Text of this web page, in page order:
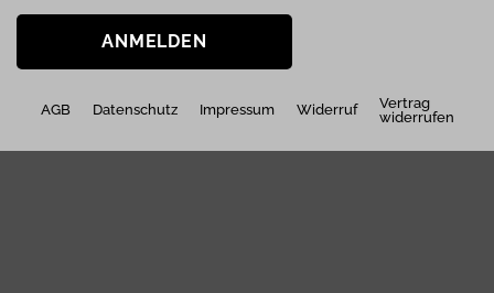
ANMELDEN
AGB Datenschutz Impressum Widerruf
Vertrag
widerrufen